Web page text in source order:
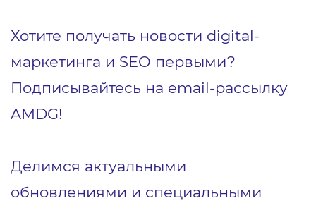
Хотите получать новости digital-
маркетинга и SEO первыми?
Подписывайтесь на email-рассылку
AMDG!
Делимся актуальными
обновлениями и специальными